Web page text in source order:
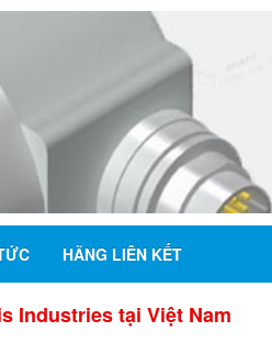
HÃNG LIÊN KẾT
Industries tại Việt Nam